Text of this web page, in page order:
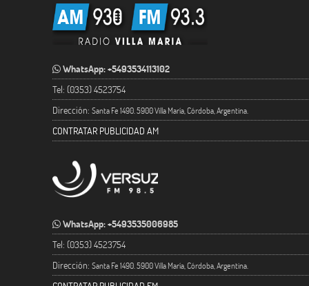
WhatsApp: +5493534113102
Tel: (0353) 4523754
Dirección: Santa Fe 1490. 5900 Villa María, Córdoba, Argentina.
CONTRATAR PUBLICIDAD AM
WhatsApp: +5493535006985
Tel: (0353) 4523754
Dirección: Santa Fe 1490. 5900 Villa María, Córdoba, Argentina.